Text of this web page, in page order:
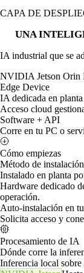
CAPA DE
UNA
IA industrial que se
NVIDIA Jetson Orin
Edge Device
IA dedicada en planta
Acceso cloud
Software + API
Corre en tu PC o
Cómo empiezas
Método de instalación
Instalado en planta
Hardware dedicado
operación.
Auto-instalación en tu
Solicita acceso y